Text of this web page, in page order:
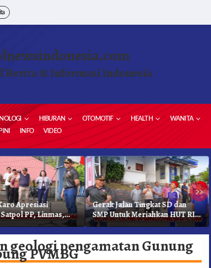
Berita & Informasi Indonesia
HIBURAN OTOMOTIF HEALTH WANITA
INFO VIDEO
»
Apresiasi
PP, Linmas,
Kebakaran
Gerak Jalan Tingkat SD dan
SMP Untuk Meriahkan HUT RI
Ke-81 Dibuka Sekda Karo
geologi pengamatan Gunung
PVMBG